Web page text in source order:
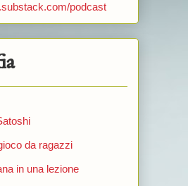
podcast
da ragazzi
in una lezione